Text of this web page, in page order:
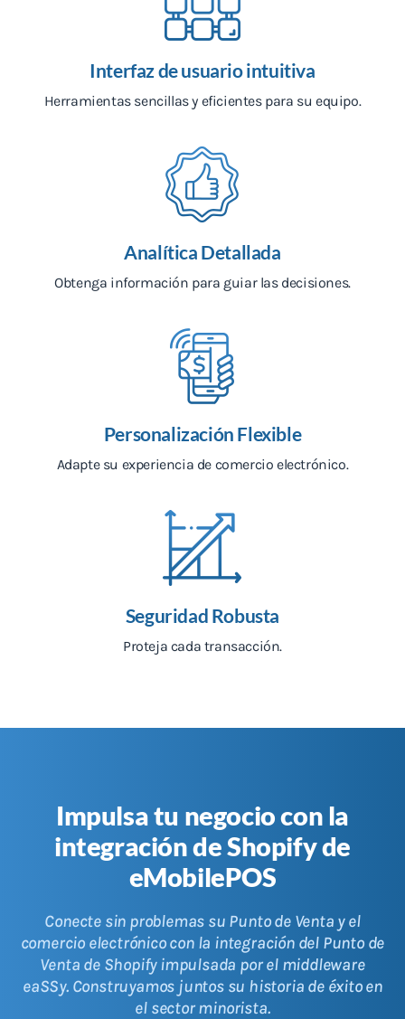
Interfaz de usuario intuitiva
Herramientas sencillas y eficientes para su equipo.
Analítica Detallada
Obtenga información para guiar las decisiones.
Personalización Flexible
Adapte su experiencia de comercio electrónico.
Seguridad Robusta
Proteja cada transacción.
Impulsa tu negocio con la
integración de Shopify de
eMobilePOS
Conecte sin problemas su Punto de Venta y el
comercio electrónico con la integración del Punto de
Venta de Shopify impulsada por el middleware
eaSSy. Construyamos juntos su historia de éxito en
el sector minorista.